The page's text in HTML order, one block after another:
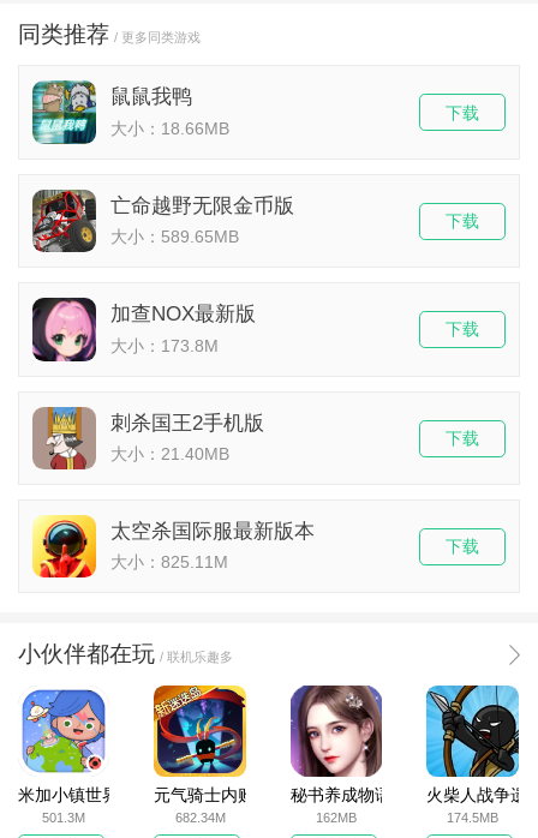
同类推荐 / 更多同类游戏
鼠鼠我鸭
大小：18.66MB
下载
亡命越野无限金币版
大小：589.65MB
下载
加查NOX最新版
大小：173.8M
下载
刺杀国王2手机版
大小：21.40MB
下载
太空杀国际服最新版本
大小：825.11M
下载
小伙伴都在玩 / 联机乐趣多
米加小镇世界2025官方版
501.3M
元气骑士内购破解版
682.34M
秘书养成物语
162MB
火柴人战争遗
174.5MB